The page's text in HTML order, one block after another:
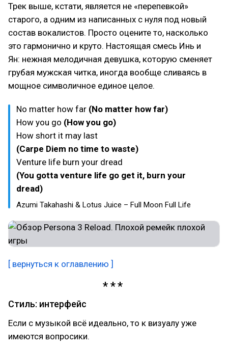
Трек выше, кстати, является не «перепевкой»
старого, а одним из написанных с нуля под новый
состав вокалистов. Просто оцените то, насколько
это гармонично и круто. Настоящая смесь Инь и
Ян: нежная мелодичная девушка, которую сменяет
грубая мужская читка, иногда вообще сливаясь в
мощное символичное единое целое.
No matter how far (No matter how far)
How you go (How you go)
How short it may last
(Carpe Diem no time to waste)
Venture life burn your dread
(You gotta venture life go get it, burn your
dread)
Azumi Takahashi & Lotus Juice – Full Moon Full Life
[ вернуться к оглавлению ]
Стиль: интерфейс
Если с музыкой всё идеально, то к визуалу уже
имеются вопросики.